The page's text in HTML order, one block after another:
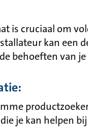
is cruciaal om
kan een
behoeften van
je kan helpen